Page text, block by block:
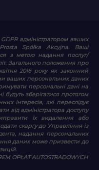
адміністратором ваших
Spółka Akcyjna. Ваші
з метою надання послуг/
Загального положення про
2016 року як законний
ваших персональних даних
персональні дані на
будуть зберігатися протягом
інтересів, які переслідує
від адміністратора доступу
їх видалення або
скаргу до Управління із
надання персональних
даних може призвести до
OPŁAT AUTOSTRADOWYCH